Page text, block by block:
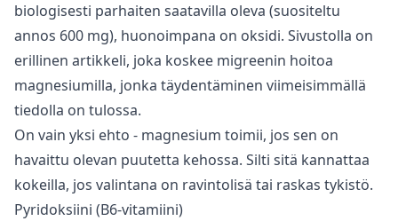
biologisesti parhaiten saatavilla oleva (suositeltu
annos 600 mg), huonoimpana on oksidi. Sivustolla on
erillinen artikkeli, joka koskee migreenin hoitoa
magnesiumilla, jonka täydentäminen viimeisimmällä
tiedolla on tulossa.
On vain yksi ehto - magnesium toimii, jos sen on
havaittu olevan puutetta kehossa. Silti sitä kannattaa
kokeilla, jos valintana on ravintolisä tai raskas tykistö.
Pyridoksiini (B6-vitamiini)